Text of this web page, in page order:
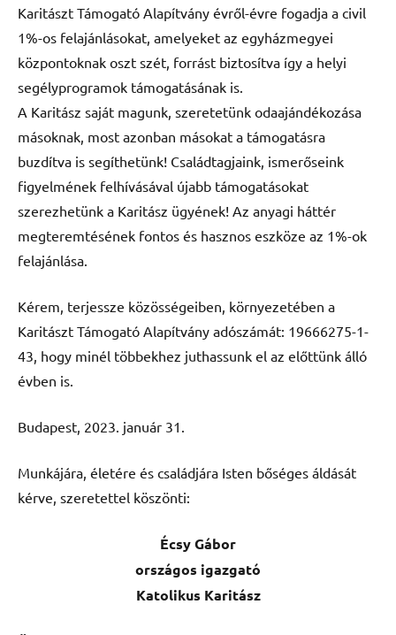
Karitászt Támogató Alapítvány évről-évre fogadja a civil
1%-os felajánlásokat, amelyeket az egyházmegyei
központoknak oszt szét, forrást biztosítva így a helyi
segélyprogramok támogatásának is.
A Karitász saját magunk, szeretetünk odaajándékozása
másoknak, most azonban másokat a támogatásra
buzdítva is segíthetünk! Családtagjaink, ismerőseink
figyelmének felhívásával újabb támogatásokat
szerezhetünk a Karitász ügyének! Az anyagi háttér
megteremtésének fontos és hasznos eszköze az 1%-ok
felajánlása.
Kérem, terjessze közösségeiben, környezetében a
Karitászt Támogató Alapítvány adószámát: 19666275-1-
43, hogy minél többekhez juthassunk el az előttünk álló
évben is.
Budapest, 2023. január 31.
Munkájára, életére és családjára Isten bőséges áldását
kérve, szeretettel köszönti:
Écsy Gábor
országos igazgató
Katolikus Karitász